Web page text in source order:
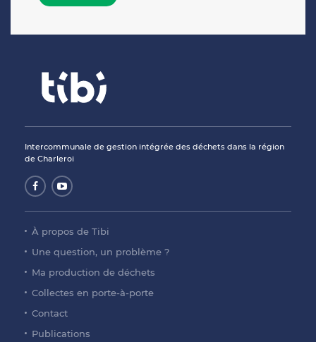
Intercommunale de gestion intégrée des déchets dans la région
de Charleroi
À propos de Tibi
Une question, un problème ?
Ma production de déchets
Collectes en porte-à-porte
Contact
Publications